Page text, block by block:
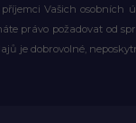
Vašich
právo požadovat od
je dobrovolné,